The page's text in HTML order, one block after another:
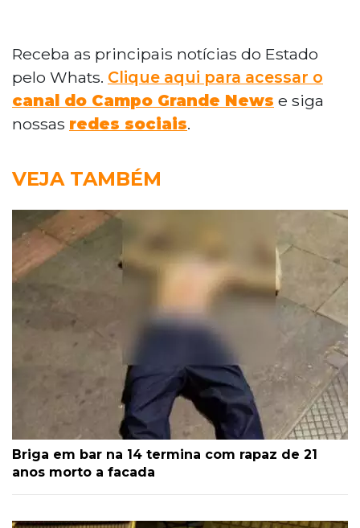
Receba as principais notícias do Estado
pelo Whats. Clique aqui para acessar o
canal do Campo Grande News e siga
nossas redes sociais.
VEJA TAMBÉM
Briga em bar na 14 termina com rapaz de 21
anos morto a facada